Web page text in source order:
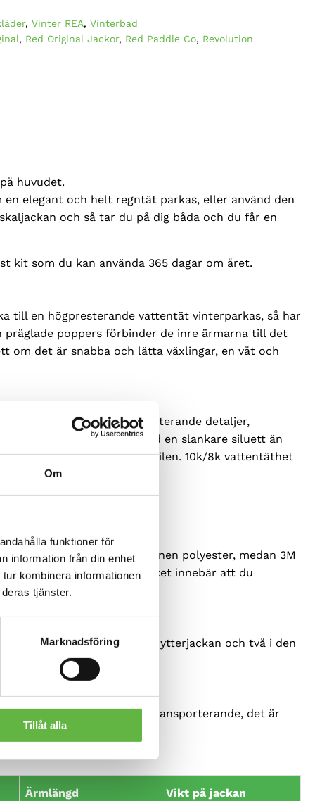
Om
funktioner för
information från din enhet
kombinera informationen
tjänster.
Marknadsföring
Tillåt alla
,Vinter REA,Vinterbad
, Red Original Jackor, Red Paddle Co, Revolution
huvudet.
elegant och helt regntät parkas, eller använd den
och så tar du på dig båda och du får en
kit som du kan använda 365 dagar om året.
till en högpresterande vattentät vinterparkas, så har
poppers förbinder de inre ärmarna till det
om det är snabba och lätta växlingar, en våt och
finner du reflekterande detaljer,
moderna känslan. Med en slankare siluett än
att kompromissa med stilen. 10k/8k vattentäthet
yttre skikt är 100 % återvunnen polyester, medan 3M
för viktprestanda – vilket innebär att du
(två i ytterjackan och två i den
tyget är inte bara fukttransporterande, det är
Ärmlängd Vikt på jackan